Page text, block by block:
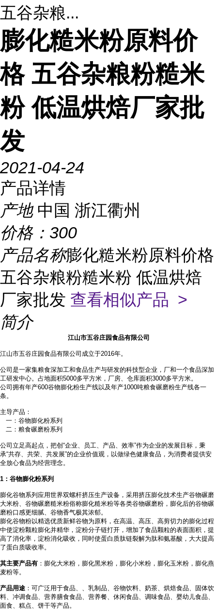
五谷杂粮...
膨化糙米粉原料价
格 五谷杂粮粉糙米
粉 低温烘焙厂家批
发
2021-04-24
产品详情
产地 中国 浙江衢州
价格： 300
产品名称膨化糙米粉原料价格
五谷杂粮粉糙米粉 低温烘焙
厂家批发 查看相似产品 >
简介
江山市五谷庄园食品有限公司
江山市五谷庄园食品有限公司成立于2016年。
公司是一家集粮食深加工和食品生产与研发的科技型企业，厂和一个食品深加
工研发中心。占地面积5000多平方米，厂房、仓库面积3000多平方米。
公司拥有年产600谷物膨化粉生产线以及年产1000吨粮食碾磨粉生产线各一
条。
主导产品：
一：谷物膨化粉系列
二：粮食碾磨粉系列
公司立足高起点，把创 “企业、员工、产品、效率”作为企业的发展目标，秉
承“共存、共荣、共发展”的企业价值观，以做绿色健康食品，为消费者提供安
全放心食品为经营理念。
1 ：谷物膨化粉系列
膨化谷物系列应用世界双螺杆挤压生产设备，采用挤压膨化技术生产谷物碾磨
大米粉、谷物碾磨糙米粉俗称膨化糙米粉等各类谷物碾磨粉，膨化后的谷物碾
磨粉口感更细腻、谷物香气极其浓郁。
膨化谷物粉以精选优质新鲜谷物为原料，在高温、高压、高剪切力的膨化过程
中使淀粉颗粒膨化并精华，淀粉分子链打开，增加了食品颗粒的表面面积，提
高了消化率，淀粉消化吸收，同时使蛋白质肽链裂解为肽和氨基酸，大大提高
了蛋白质吸收率。
其主要产品有 ：膨化大米粉，膨化黑米粉，膨化小米粉，膨化玉米粉，膨化燕
麦粉等。
产品用途 ：可广泛用于食品、 、乳制品、谷物饮料、奶茶、烘焙食品、固体饮
料、冲调食品、营养膳食食品、营养餐、休闲食品、调味食品、婴幼儿食品、
面食、糕点、饼干等产品。